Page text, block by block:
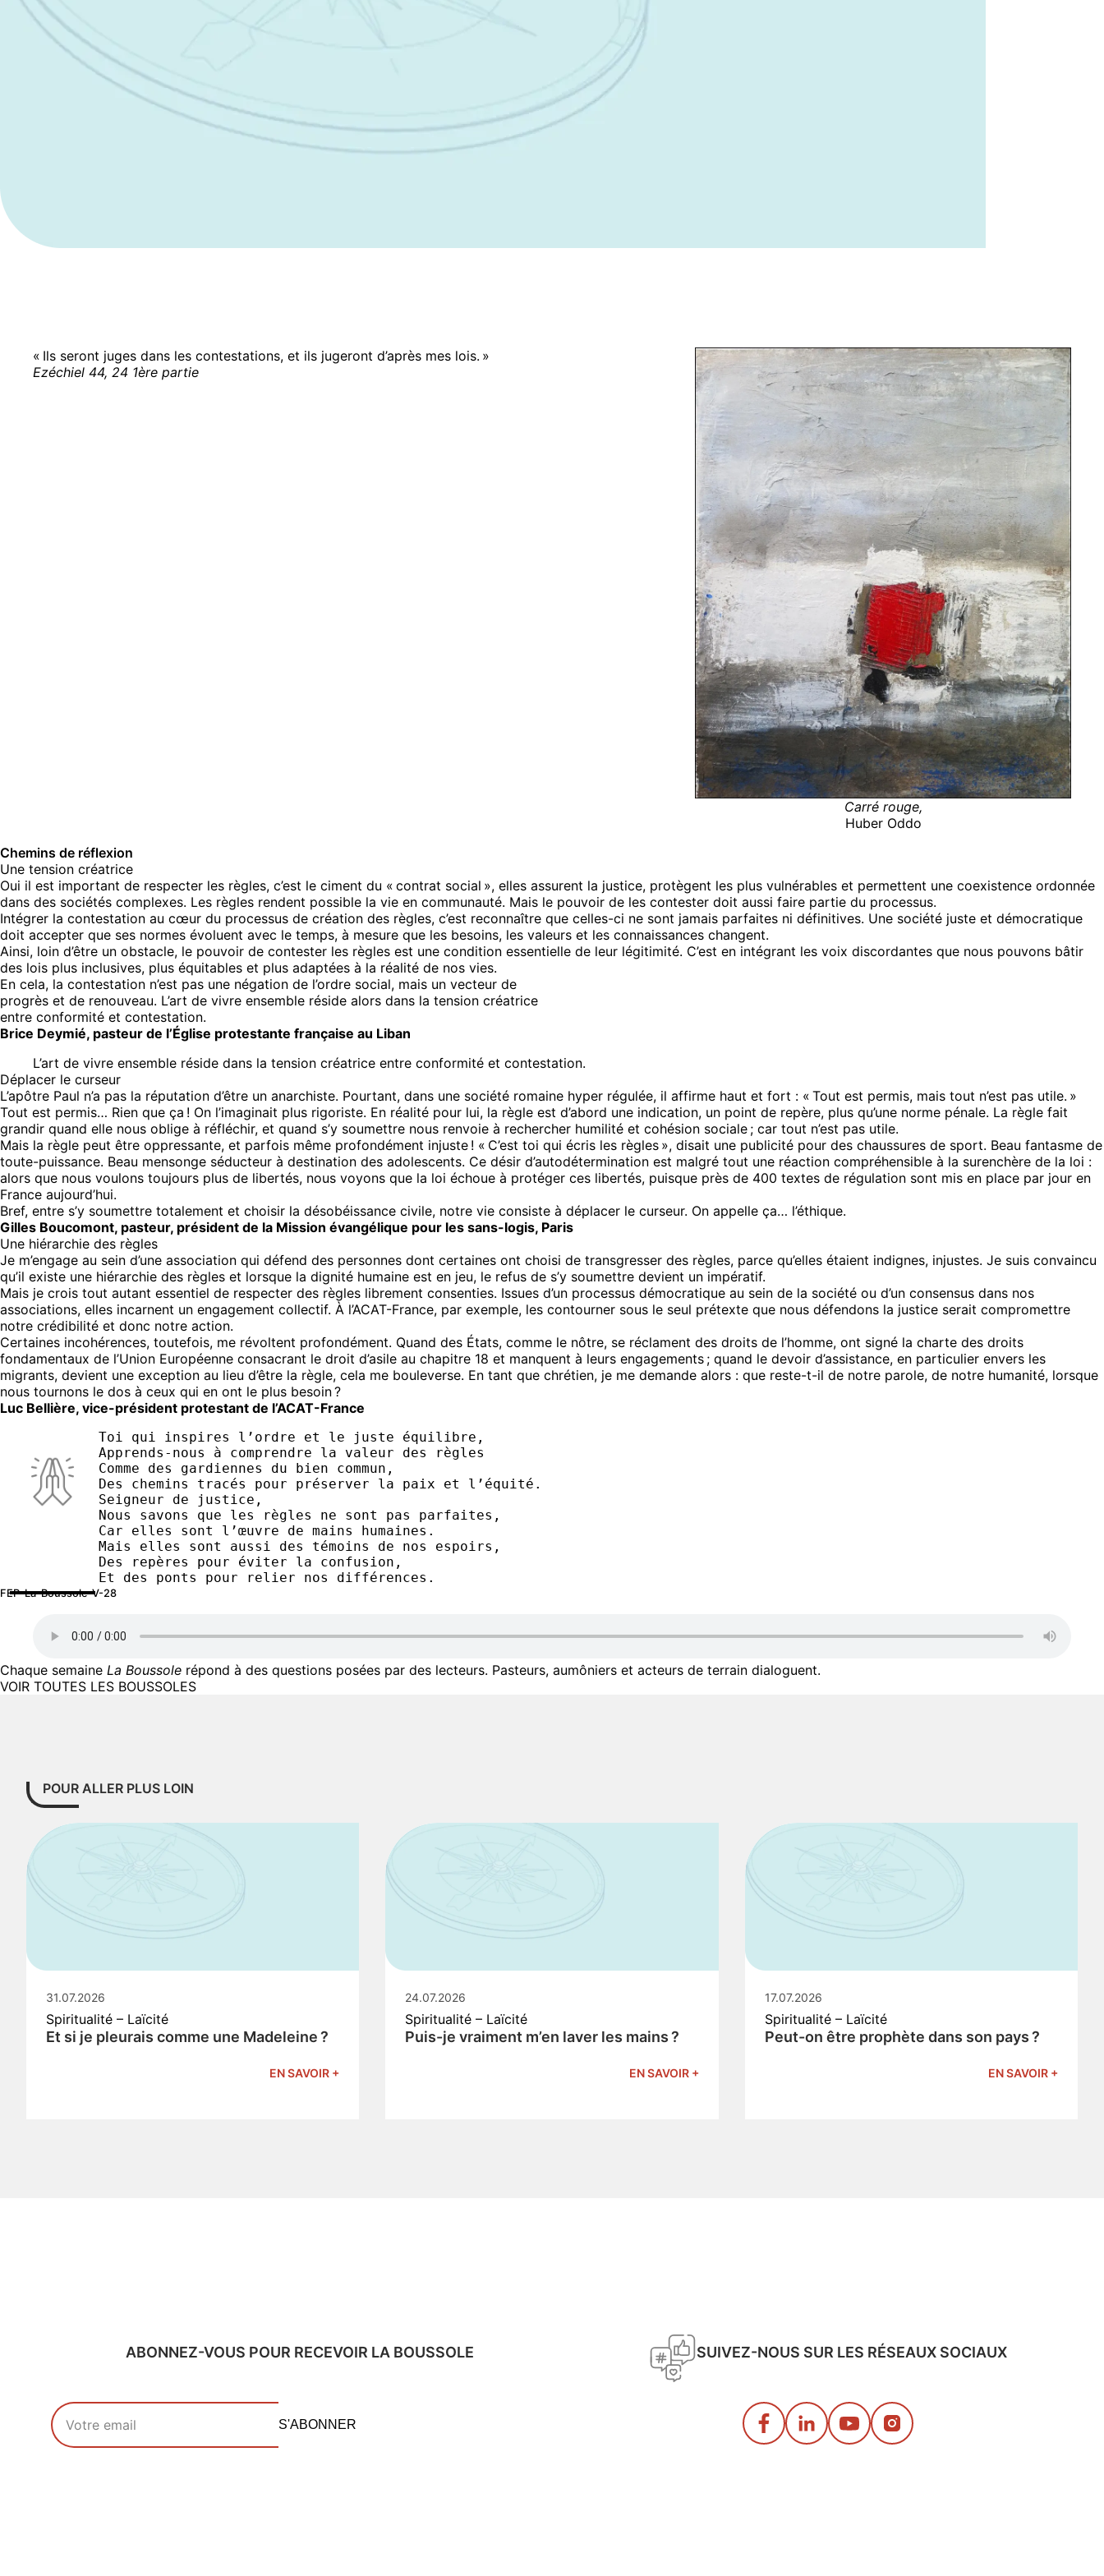
« Ils seront juges dans les contestations, et ils jugeront d’après mes lois. »
Ezéchiel 44, 24 1ère partie
Carré rouge,
Huber Oddo
Chemins de réflexion
Une tension créatrice
Oui il est important de respecter les règles, c’est le ciment du « contrat social », elles assurent la justice, protègent les plus vulnérables et permettent une coexistence ordonnée
dans des sociétés complexes. Les règles rendent possible la vie en communauté. Mais le pouvoir de les contester doit aussi faire partie du processus.
Intégrer la contestation au cœur du processus de création des règles, c’est reconnaître que celles-ci ne sont jamais parfaites ni définitives. Une société juste et démocratique
doit accepter que ses normes évoluent avec le temps, à mesure que les besoins, les valeurs et les connaissances changent.
Ainsi, loin d’être un obstacle, le pouvoir de contester les règles est une condition essentielle de leur légitimité. C’est en intégrant les voix discordantes que nous pouvons bâtir
des lois plus inclusives, plus équitables et plus adaptées à la réalité de nos vies.
En cela, la contestation n’est pas une négation de l’ordre social, mais un vecteur de
progrès et de renouveau. L’art de vivre ensemble réside alors dans la tension créatrice
entre conformité et contestation.
Brice Deymié, pasteur de l’Église protestante française au Liban
L’art de vivre ensemble réside dans la tension créatrice entre conformité et contestation.
Déplacer le curseur
L’apôtre Paul n’a pas la réputation d’être un anarchiste. Pourtant, dans une société romaine hyper régulée, il affirme haut et fort : « Tout est permis, mais tout n’est pas utile. »
Tout est permis… Rien que ça ! On l’imaginait plus rigoriste. En réalité pour lui, la règle est d’abord une indication, un point de repère, plus qu’une norme pénale. La règle fait
grandir quand elle nous oblige à réfléchir, et quand s’y soumettre nous renvoie à rechercher humilité et cohésion sociale ; car tout n’est pas utile.
Mais la règle peut être oppressante, et parfois même profondément injuste ! « C’est toi qui écris les règles », disait une publicité pour des chaussures de sport. Beau fantasme de
toute-puissance. Beau mensonge séducteur à destination des adolescents. Ce désir d’autodétermination est malgré tout une réaction compréhensible à la surenchère de la loi :
alors que nous voulons toujours plus de libertés, nous voyons que la loi échoue à protéger ces libertés, puisque près de 400 textes de régulation sont mis en place par jour en
France aujourd’hui.
Bref, entre s’y soumettre totalement et choisir la désobéissance civile, notre vie consiste à déplacer le curseur. On appelle ça… l’éthique.
Gilles Boucomont, pasteur, président de la Mission évangélique pour les sans-logis, Paris
Une hiérarchie des règles
Je m’engage au sein d’une association qui défend des personnes dont certaines ont choisi de transgresser des règles, parce qu’elles étaient indignes, injustes. Je suis convaincu
qu’il existe une hiérarchie des règles et lorsque la dignité humaine est en jeu, le refus de s’y soumettre devient un impératif.
Mais je crois tout autant essentiel de respecter des règles librement consenties. Issues d’un processus démocratique au sein de la société ou d’un consensus dans nos
associations, elles incarnent un engagement collectif. À l’ACAT-France, par exemple, les contourner sous le seul prétexte que nous défendons la justice serait compromettre
notre crédibilité et donc notre action.
Certaines incohérences, toutefois, me révoltent profondément. Quand des États, comme le nôtre, se réclament des droits de l’homme, ont signé la charte des droits
fondamentaux de l’Union Européenne consacrant le droit d’asile au chapitre 18 et manquent à leurs engagements ; quand le devoir d’assistance, en particulier envers les
migrants, devient une exception au lieu d’être la règle, cela me bouleverse. En tant que chrétien, je me demande alors : que reste-t-il de notre parole, de notre humanité, lorsque
nous tournons le dos à ceux qui en ont le plus besoin ?
Luc Bellière, vice-président protestant de l’ACAT-France
Toi qui inspires l’ordre et le juste équilibre,
Apprends-nous à comprendre la valeur des règles
Comme des gardiennes du bien commun,
Des chemins tracés pour préserver la paix et l’équité.
Seigneur de justice,
Nous savons que les règles ne sont pas parfaites,
Car elles sont l’œuvre de mains humaines.
Mais elles sont aussi des témoins de nos espoirs,
Des repères pour éviter la confusion,
Et des ponts pour relier nos différences.
FEP-La-Boussole-V-28
Chaque semaine La Boussole répond à des questions posées par des lecteurs. Pasteurs, aumôniers et acteurs de terrain dialoguent.
VOIR TOUTES LES BOUSSOLES
POUR ALLER PLUS LOIN
31.07.2026
Spiritualité – Laïcité
Et si je pleurais comme une Madeleine ?
EN SAVOIR +
24.07.2026
Spiritualité – Laïcité
Puis-je vraiment m’en laver les mains ?
EN SAVOIR +
17.07.2026
Spiritualité – Laïcité
Peut-on être prophète dans son pays ?
EN SAVOIR +
ABONNEZ-VOUS POUR RECEVOIR LA BOUSSOLE
Votre adresse email
S'ABONNER
SUIVEZ-NOUS SUR LES RÉSEAUX SOCIAUX